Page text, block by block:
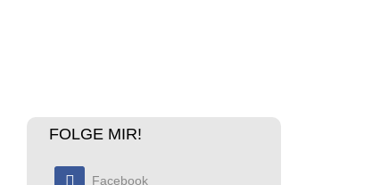
FOLGE MIR!
Facebook